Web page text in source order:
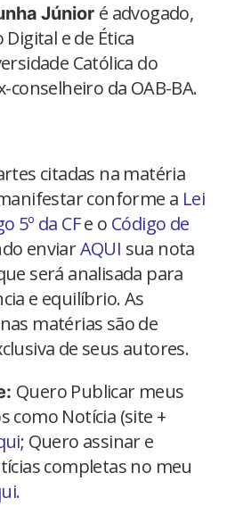
Júnior é advogado,
e de Ética
Católica do
conselheiro da OAB-BA.
citadas na matéria
conforme a Lei
5º da CFe o Código de
enviarAQUI sua nota
será analisada para
e equilíbrio. As
matérias são de
de seus autores.
Quero Publicar meus
como Notícia (site +
; Quero assinar e
completas no meu